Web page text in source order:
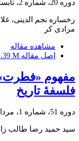
دوره 20، شماره 2، تابستان 1397، صفحه
رخساره نجم الدینی،
مرادی کر
مشاهده مقاله
اصل مقاله M
مفهوم
فلسفۀ تاریخ
دوره 51، شماره 1، مرداد 1397، صفحه
سید حمید رضا طالب